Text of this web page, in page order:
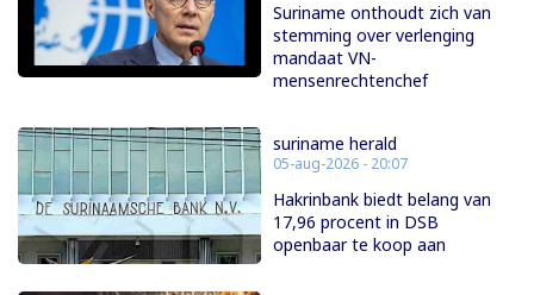
Suriname onthoudt zich van
stemming over verlenging
mandaat VN-
mensenrechtenchef
suriname herald
05-aug-2026 - 20:07
Hakrinbank biedt belang van
17,96 procent in DSB
openbaar te koop aan